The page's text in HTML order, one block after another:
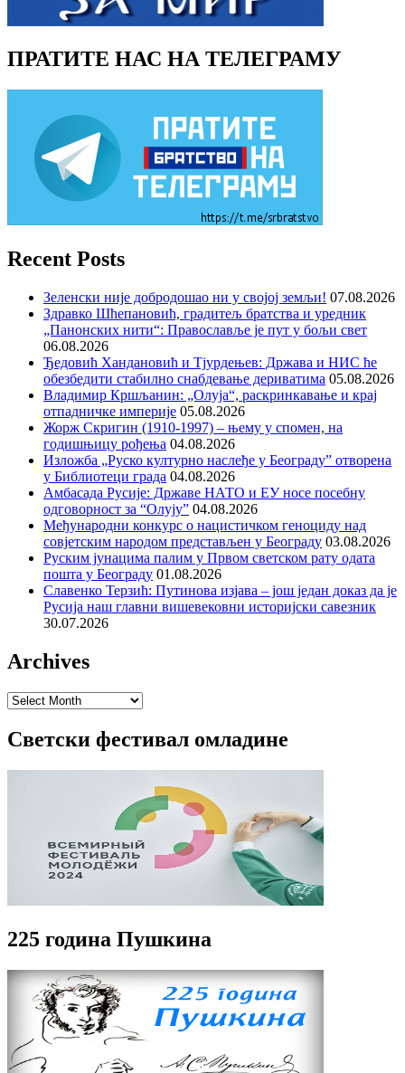
ПРАТИТЕ НАС НА ТЕЛЕГРАМУ
Recent Posts
Зеленски није добродошао ни у својој земљи! 07.08.2026
Здравко Шћепановић, градитељ братства и уредник
„Панонских нити“: Православље је пут у бољи свет
06.08.2026
Ђедовић Хандановић и Тјурдењев: Држава и НИС ће
обезбедити стабилно снабдевање дериватима 05.08.2026
Владимир Кршљанин: „Олуја“, раскринкавање и крај
отпадничке империје 05.08.2026
Жорж Скригин (1910-1997) – њему у спомен, на
годишњицу рођења 04.08.2026
Изложба „Руско културно наслеђе у Београду” отворена
у Библиотеци града 04.08.2026
Амбасада Русије: Државе НАТО и ЕУ носе посебну
одговорност за “Олују” 04.08.2026
Међународни конкурс о нацистичком геноциду над
совјетским народом представљен у Београду 03.08.2026
Руским јунацима палим у Првом светском рату одата
пошта у Београду 01.08.2026
Славенко Терзић: Путинова изјава – још један доказ да је
Русија наш главни вишевековни историјски савезник
30.07.2026
Archives
Archives
Светски фестивал омладине
225 година Пушкина